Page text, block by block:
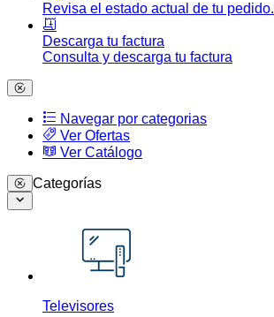
Revisa el estado actual de tu pedido.
Descarga tu factura
Consulta y descarga tu factura
Navegar por categorias
Ver Ofertas
Ver Catálogo
Categorías
Televisores